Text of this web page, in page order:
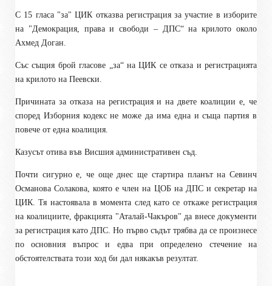
С 15 гласа "за" ЦИК отказва регистрация за участие в изборите
на "Демокрация, права и свободи – ДПС“ на крилото около
Ахмед Доган.
Със същия брой гласове „за“ на ЦИК се отказа и регистрацията
на крилото на Пеевски.
Причината за отказа на регистрация и на двете коалиции е, че
според Изборния кодекс не може да има една и съща партия в
повече от една коалиция.
Казусът отива във Висшия административен съд.
Почти сигурно е, че още днес ще стартира планът на Севинч
Османова Солакова, която е член на ЦОБ на ДПС и секретар на
ЦИК. Тя настоявала в момента след като се откаже регистрация
на коалициите, фракцията "Аталай-Чакъров" да внесе документи
за регистрация като ДПС. Но първо съдът трябва да се произнесе
по основния въпрос и едва при определено стечение на
обстоятелствата този ход би дал някакъв резултат.